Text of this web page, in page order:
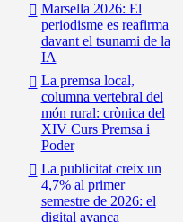
Marsella 2026: El
periodisme es reafirma
davant el tsunami de la
IA
La premsa local,
columna vertebral del
món rural: crònica del
XIV Curs Premsa i
Poder
La publicitat creix un
4,7% al primer
semestre de 2026: el
digital avança